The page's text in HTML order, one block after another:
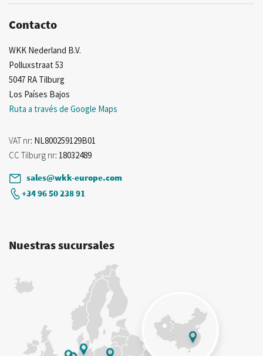
Contacto
WKK Nederland B.V.
Polluxstraat 53
5047 RA Tilburg
Los Países Bajos
Ruta a través de Google Maps
VAT nr: NL800259129B01
CC Tilburg nr: 18032489
sales@wkk-europe.com
+34 96 50 238 91
Nuestras sucursales